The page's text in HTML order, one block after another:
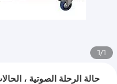
1/1